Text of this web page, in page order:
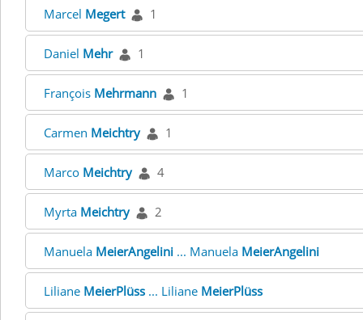
Marcel Megert 1
Daniel Mehr 1
François Mehrmann 1
Carmen Meichtry 1
Marco Meichtry 4
Myrta Meichtry 2
Manuela MeierAngelini ... Manuela MeierAngelini
Liliane MeierPlüss ... Liliane MeierPlüss